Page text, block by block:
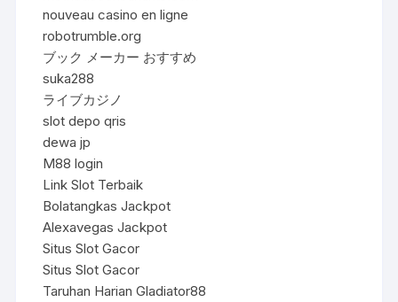
nouveau casino en ligne
robotrumble.org
ブック メーカー おすすめ
suka288
ライブカジノ
slot depo qris
dewa jp
M88 login
Link Slot Terbaik
Bolatangkas Jackpot
Alexavegas Jackpot
Situs Slot Gacor
Situs Slot Gacor
Taruhan Harian Gladiator88